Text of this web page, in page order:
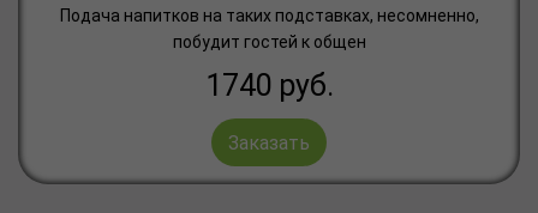
Подача напитков на таких подставках, несомненно,
побудит гостей к общен
1740 руб.
Заказать